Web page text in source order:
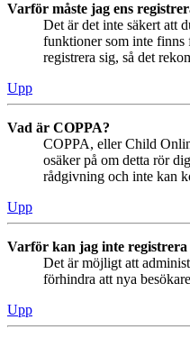
Varför måste jag ens
Det är det inte säkert att
funktioner som inte finns
registrera sig, så det
Upp
Vad är COPPA?
COPPA, eller Child
osäker på om detta rör
rådgivning och inte kan
Upp
Varför kan jag inte registrera
Det är möjligt att
förhindra att nya
Upp